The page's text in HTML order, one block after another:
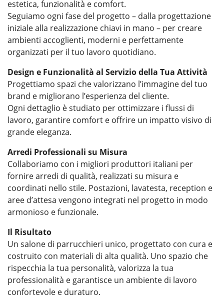
estetica, funzionalità e comfort.
Seguiamo ogni fase del progetto – dalla progettazione
iniziale alla realizzazione chiavi in mano – per creare
ambienti accoglienti, moderni e perfettamente
organizzati per il tuo lavoro quotidiano.
Design e Funzionalità al Servizio della Tua Attività
Progettiamo spazi che valorizzano l’immagine del tuo
brand e migliorano l’esperienza del cliente.
Ogni dettaglio è studiato per ottimizzare i flussi di
lavoro, garantire comfort e offrire un impatto visivo di
grande eleganza.
Arredi Professionali su Misura
Collaboriamo con i migliori produttori italiani per
fornire arredi di qualità, realizzati su misura e
coordinati nello stile. Postazioni, lavatesta, reception e
aree d’attesa vengono integrati nel progetto in modo
armonioso e funzionale.
Il Risultato
Un salone di parrucchieri unico, progettato con cura e
costruito con materiali di alta qualità. Uno spazio che
rispecchia la tua personalità, valorizza la tua
professionalità e garantisce un ambiente di lavoro
confortevole e duraturo.